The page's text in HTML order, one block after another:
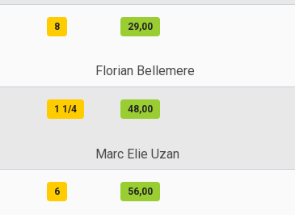
8 29,00
Florian Bellemere
1 1/4 48,00
Marc Elie Uzan
6 56,00